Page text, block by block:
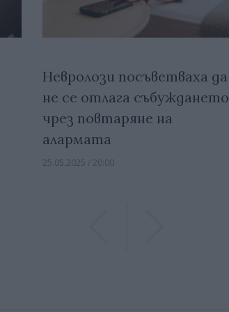
Невролози посъветваха да
не се отлага събуждането
чрез повтаряне на
алармата
25.05.2025 / 20:00